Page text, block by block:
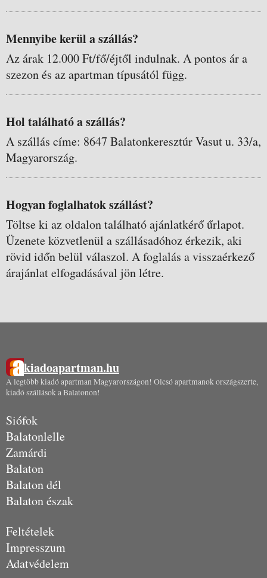
Mennyibe kerül a szállás?
Az árak 12.000 Ft/fő/éjtől indulnak. A pontos ár a
szezon és az apartman típusától függ.
Hol található a szállás?
A szállás címe: 8647 Balatonkeresztúr Vasut u. 33/a,
Magyarország.
Hogyan foglalhatok szállást?
Töltse ki az oldalon található ajánlatkérő űrlapot.
Üzenete közvetlenül a szállásadóhoz érkezik, aki
rövid időn belül válaszol. A foglalás a visszaérkező
árajánlat elfogadásával jön létre.
kiadoapartman.hu
A legtöbb kiadó apartman Magyarországon! Olcsó apartmanok országszerte,
kiadó szállások a Balatonon!
Siófok
Balatonlelle
Zamárdi
Balaton
Balaton dél
Balaton észak
Feltételek
Impresszum
Adatvédelem